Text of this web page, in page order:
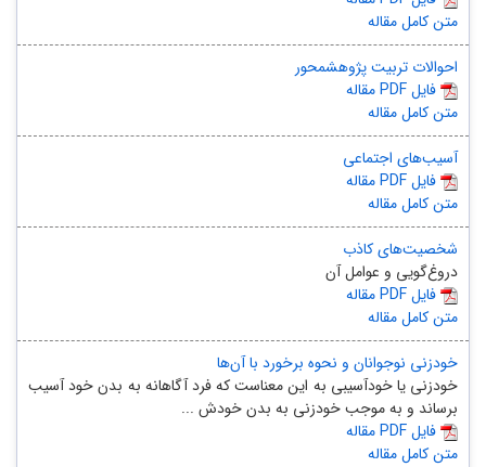
متن کامل مقاله
احوالات تربیت پژوهشمحور
مقاله PDF فایل
متن کامل مقاله
آسیب‌های اجتماعی
مقاله PDF فایل
متن کامل مقاله
شخصیت‌های کاذب
دروغ‌گویی و عوامل آن
مقاله PDF فایل
متن کامل مقاله
خودزنی نوجوانان و نحوه برخورد با آن‌ها
خودزنی یا خودآسیبی به این معناست که فرد آگاهانه به بدن خود آسیب
برساند و به موجب خودزنی به بدن خودش ...
مقاله PDF فایل
متن کامل مقاله